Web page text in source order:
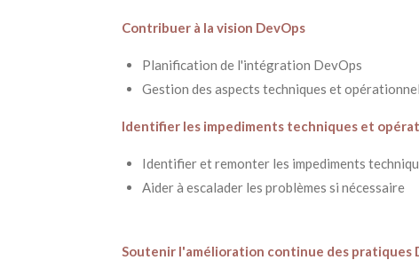
Contribuer à la vision DevOps
Planification de l'intégration DevOps
Gestion des aspects techniques et
Identifier les impediments techniques et
Identifier et remonter les impediments
Aider à escalader les problèmes si nécessaire
Soutenir l'amélioration continue des pratiques